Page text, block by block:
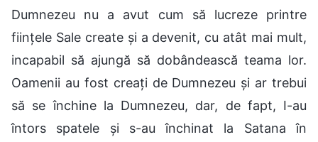
Dumnezeu nu a avut cum să lucreze printre
ființele Sale create și a devenit, cu atât mai mult,
incapabil să ajungă să dobândească teama lor.
Oamenii au fost creați de Dumnezeu și ar trebui
să se închine la Dumnezeu, dar, de fapt, I-au
întors spatele și s-au închinat la Satana în